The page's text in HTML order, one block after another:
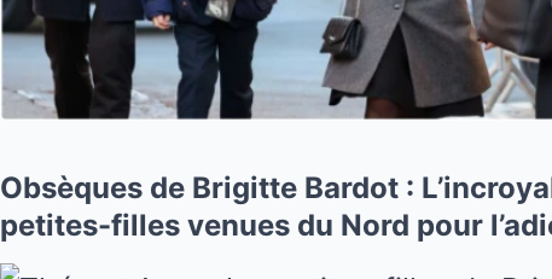
Obsèques de Brigitte Bardot :
petites-filles venues du Nord pour